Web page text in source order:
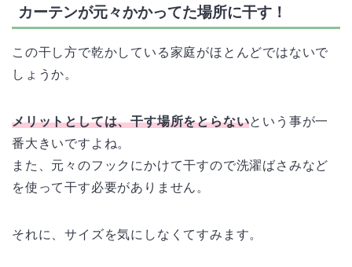
カーテンが元々かかってた場所に干す！
この干し方で乾かしている家庭がほとんどではないで
しょうか。
メリットとしては、干す場所をとらないという事が一
番大きいですよね。
また、元々のフックにかけて干すので洗濯ばさみなど
を使って干す必要がありません。
それに、サイズを気にしなくてすみます。